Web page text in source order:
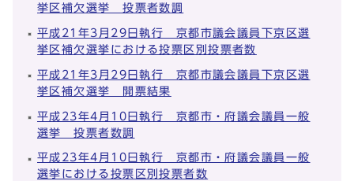
挙区補欠選挙 投票者数調
平成21年3月29日執行 京都市議会議員下京区選
挙区補欠選挙における投票区別投票者数
平成21年3月29日執行 京都市議会議員下京区選
挙区補欠選挙 開票結果
平成23年4月10日執行 京都市・府議会議員一般
選挙 投票者数調
平成23年4月10日執行 京都市・府議会議員一般
選挙における投票区別投票者数